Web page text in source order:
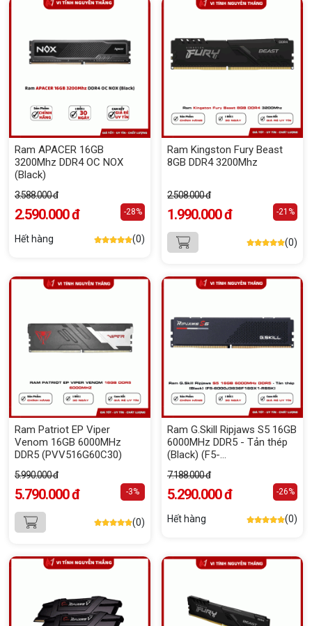
Ram APACER 16GB
3200Mhz DDR4 OC NOX
(Black)
3.588.000 đ
2.590.000 đ -28%
Hết hàng (0)
Ram Kingston Fury Beast
8GB DDR4 3200Mhz
2.508.000 đ
1.990.000 đ -21%
(0)
Ram Patriot EP Viper
Venom 16GB 6000MHz
DDR5 (PVV516G60C30)
5.990.000 đ
5.790.000 đ -3%
(0)
Ram G.Skill Ripjaws S5 16GB
6000MHz DDR5 - Tản thép
(Black) (F5-
7.188.000 đ
5.290.000 đ -26%
Hết hàng (0)